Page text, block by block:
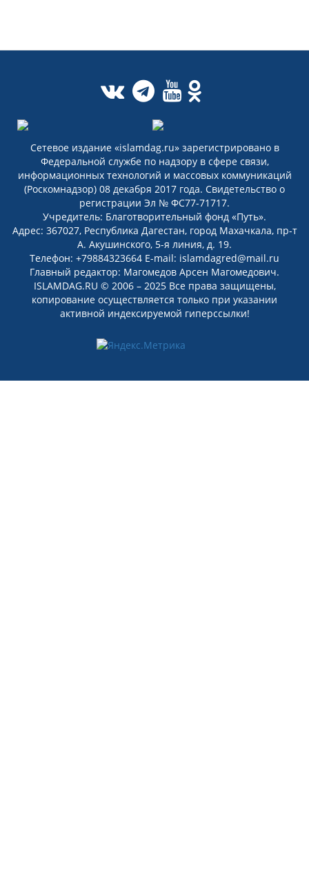
Сетевое издание «islamdag.ru» зарегистрировано в
Федеральной службе по надзору в сфере связи,
информационных технологий и массовых коммуникаций
(Роскомнадзор) 08 декабря 2017 года. Свидетельство о
регистрации Эл № ФС77-71717.
Учредитель: Благотворительный фонд «Путь».
Адрес: 367027, Республика Дагестан, город Махачкала, пр-т
А. Акушинского, 5-я линия, д. 19.
Телефон: +79884323664 E-mail: islamdagred@mail.ru
Главный редактор: Магомедов Арсен Магомедович.
ISLAMDAG.RU © 2006 – 2025 Все права защищены,
копирование осуществляется только при указании
активной индексируемой гиперссылки!